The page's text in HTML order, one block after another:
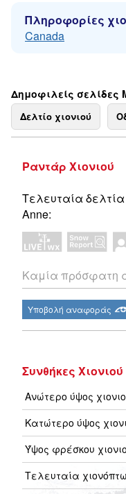
Πληροφορίες
Canada
Δημοφιλείς σελίδες
Δελτίο χιονιού
Ραντάρ Χιονιού
Τελευταία δελτία
Anne:
Καμία πρόσφατη
Υποβολή αναφοράς
Συνθήκες
Ανώτερο ύψος
Κατώτερο ύψος
Ύψος φρέσκου
Τελευταία